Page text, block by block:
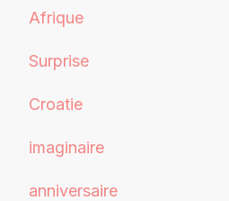
Afrique
Surprise
Croatie
imaginaire
anniversaire